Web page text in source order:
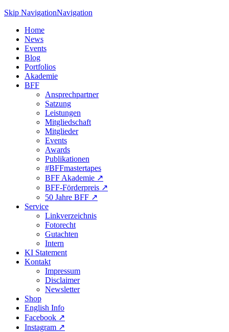
Skip NavigationNavigation
Home
News
Events
Blog
Portfolios
Akademie
BFF
Ansprechpartner
Satzung
Leistungen
Mitgliedschaft
Mitglieder
Events
Awards
Publikationen
#BFFmastertapes
BFF Akademie ↗︎
BFF-Förderpreis ↗︎
50 Jahre BFF ↗︎
Service
Linkverzeichnis
Fotorecht
Gutachten
Intern
KI Statement
Kontakt
Impressum
Disclaimer
Newsletter
Shop
English Info
Facebook ↗︎
Instagram ↗︎